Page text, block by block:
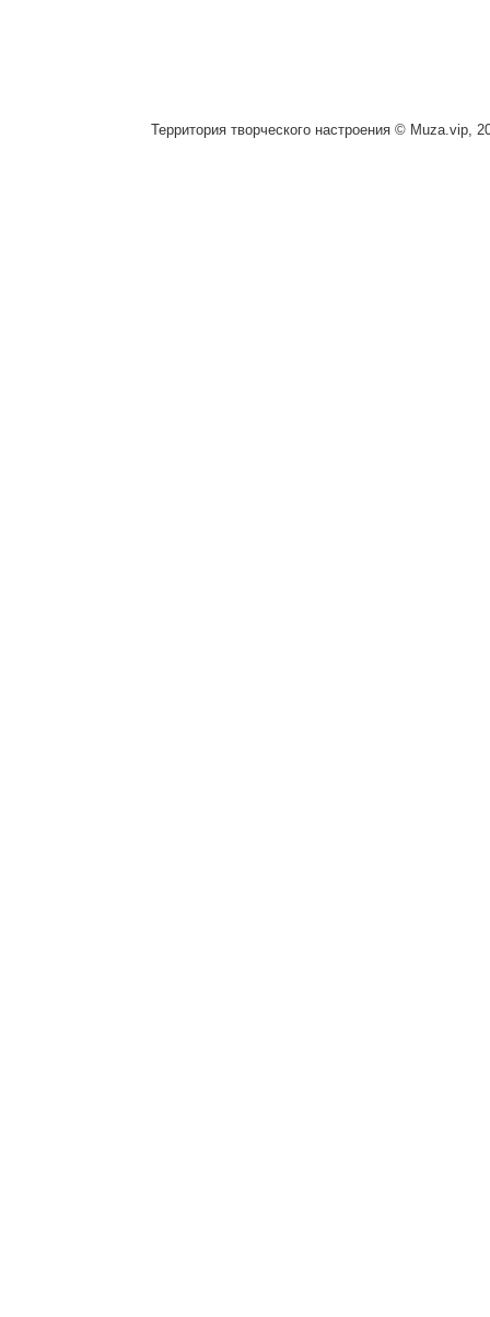
Территория творческого настроения © Muza.vip,